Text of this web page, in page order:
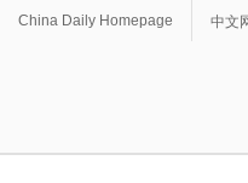
China Daily Homepage 中文